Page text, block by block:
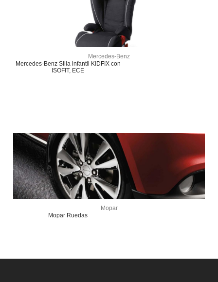
Mercedes-Benz
Mercedes-Benz Silla infantil KIDFIX con
ISOFIT, ECE
Mopar
Mopar Ruedas